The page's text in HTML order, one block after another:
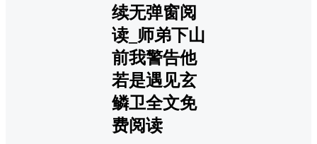
续无弹窗阅
读_师弟下山
前我警告他
若是遇见玄
鳞卫全文免
费阅读